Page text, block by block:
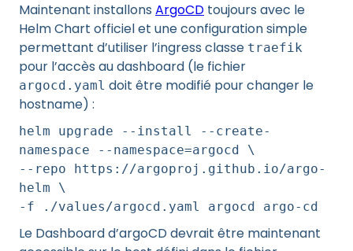
Maintenant installons ArgoCD toujours avec le
Helm Chart officiel et une configuration simple
permettant d’utiliser l’ingress classe traefik
pour l’accès au dashboard (le fichier
argocd.yaml doit être modifié pour changer le
hostname) :
helm upgrade --install --create-
namespace --namespace=argocd \
--repo https://argoproj.github.io/argo-
helm \
-f ./values/argocd.yaml argocd argo-cd
Le Dashboard d’argoCD devrait être maintenant